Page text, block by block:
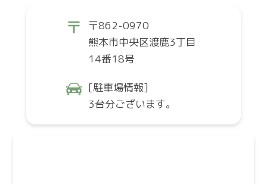
〒862-0970
熊本市中央区渡鹿3丁目
14番18号
[駐車場情報]
3台分ございます。